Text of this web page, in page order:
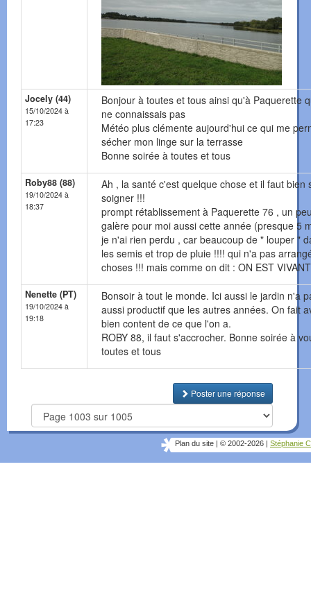
Jocely (44)
15/10/2024 à
17:23
Bonjour à toutes et tous ainsi qu'à Paquerette
ne connaissais pas
Météo plus clémente aujourd'hui ce qui me
sécher mon linge sur la terrasse
Bonne soirée à toutes et tous
Roby88 (88)
19/10/2024 à
18:37
Ah , la santé c'est quelque chose et il faut bien
soigner !!!
prompt rétablissement à Paquerette 76 , un
galère pour moi aussi cette année (presque 5
je n'ai rien perdu , car beaucoup de " louper "
les semis et trop de pluie !!!! qui n'a pas
choses !!! mais comme on dit : ON EST
Nenette (PT)
19/10/2024 à
19:18
Bonsoir à tout le monde. Ici aussi le jardin n'a
aussi productif que les autres années. On fait
bien content de ce que l'on a.
ROBY 88, il faut s'accrocher. Bonne soirée à
toutes et tous
Poster une réponse
Plan du site © 2002-2026 Stéphanie C